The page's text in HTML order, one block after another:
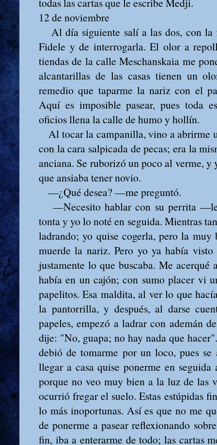
12 de noviembre
Al día siguiente salí a las dos, con la
Fidele y de interrogarla. El olor a
tiendas de la calle Meschanskaia me
alcantarillas de las casas tienen un
remedio que taparme la nariz con el
Aquí es imposible pasear, pues toda
oficios llena la calle de humo y hollín.
Al tocar la campanilla, vino a abrirme
con la cara salpicada de pecas; era la
anciana. Se ruborizó un poco al verme, y
que ansiaba tener novio.
—¿Qué desea? —me preguntó.
—Necesito hablar con su perrita —le
tonta y yo lo noté en seguida. Mientras
ladrando; yo quise cogerla, pero la
muerde la nariz. Pero yo ya había
justamente lo que buscaba. Me
había en un cajón; con sumo placer vi
papelitos. Esa maldita, al ver lo que
la pantorrilla, y después, al darse
papeles, empezó a ladrar con ademán
dije: "No, guapa; no hay nada que
debió de tomarme por un loco, pues
llegar a casa quise ponerme en seguida
porque no veo muy bien a la luz de las
ocurrió fregar el suelo. Estas estúpidas
lo más inoportunas. Así es que no me
de ponerme a pasear reflexionando
fin, iba a enterarme de todo; las cartas